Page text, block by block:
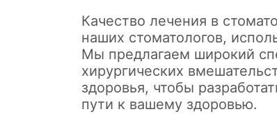
Качество лечения в
наших стоматологов,
Мы предлагаем широкий
хирургических
здоровья, чтобы
пути к вашему здоровью.